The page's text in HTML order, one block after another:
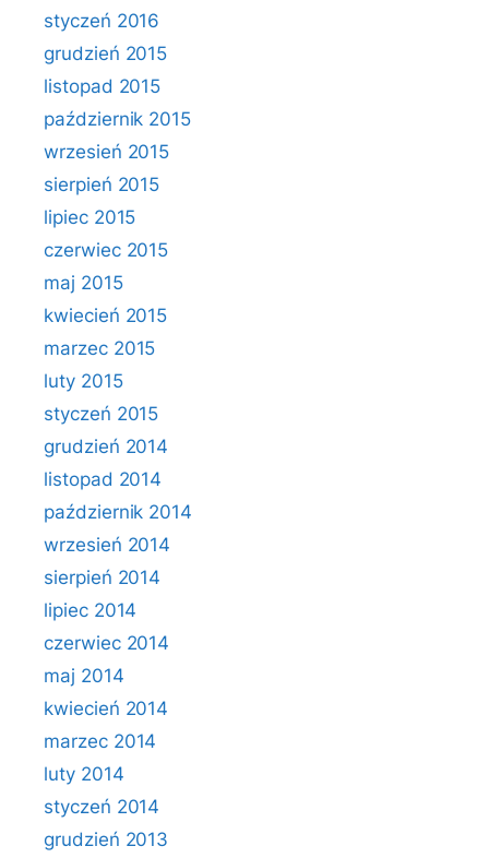
styczeń 2016
grudzień 2015
listopad 2015
październik 2015
wrzesień 2015
sierpień 2015
lipiec 2015
czerwiec 2015
maj 2015
kwiecień 2015
marzec 2015
luty 2015
styczeń 2015
grudzień 2014
listopad 2014
październik 2014
wrzesień 2014
sierpień 2014
lipiec 2014
czerwiec 2014
maj 2014
kwiecień 2014
marzec 2014
luty 2014
styczeń 2014
grudzień 2013